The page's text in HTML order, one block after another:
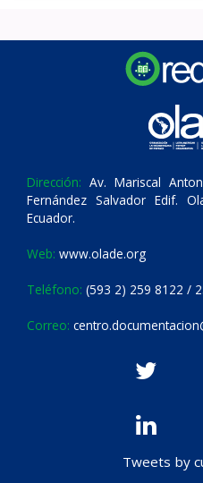
Dirección: Av. Mariscal
Fernández Salvador Edif.
Ecuador.
Web: www.olade.org
Teléfono: (593 2) 259 8122 /
Correo:
Tweets by